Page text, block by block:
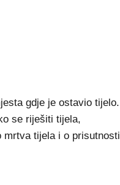
gdje je ostavio tijelo.
se riješiti tijela,
mrtva tijela i o prisutnosti